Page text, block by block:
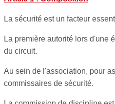
La sécurité est un facteur
La première autorité lors d'une
du circuit.
Au sein de l'association, pour
commissaires de sécurité.